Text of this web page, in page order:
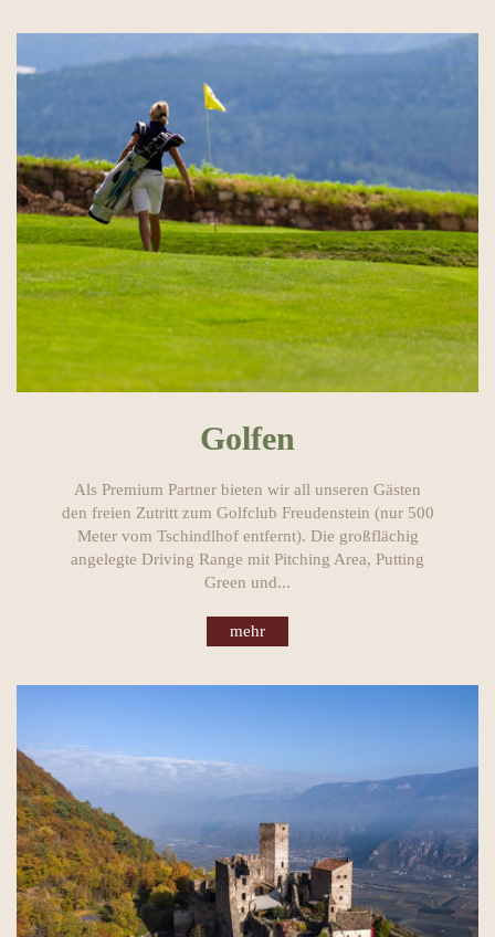
Golfen
Als Premium Partner bieten wir all unseren Gästen
den freien Zutritt zum Golfclub Freudenstein (nur 500
Meter vom Tschindlhof entfernt). Die großflächig
angelegte Driving Range mit Pitching Area, Putting
Green und...
mehr